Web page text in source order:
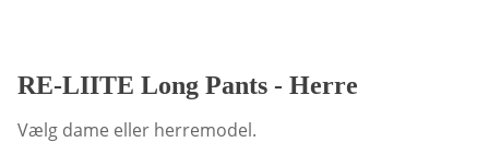
RE-LIITE Long Pants - Herre
Vælg dame eller herremodel.